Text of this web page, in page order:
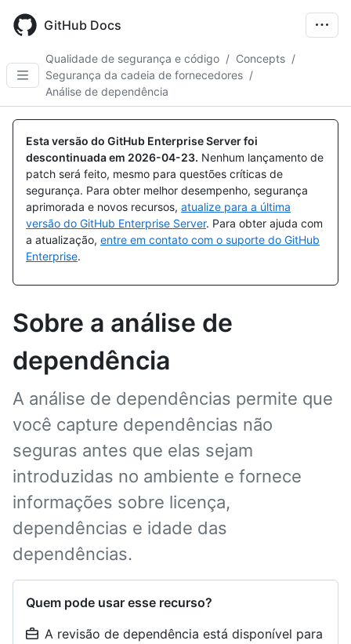
main
GitHub Docs
Qualidade de segurança e código / Concepts /
Segurança da cadeia de fornecedores /
Análise de dependência
Esta versão do GitHub Enterprise Server foi
descontinuada em 2026-04-23. Nenhum lançamento de
patch será feito, mesmo para questões críticas de
segurança. Para obter melhor desempenho, segurança
aprimorada e novos recursos, atualize para a última
versão do GitHub Enterprise Server. Para obter ajuda com
a atualização, entre em contato com o suporte do GitHub
Enterprise.
Sobre a análise de
dependência
A análise de dependências permite que
você capture dependências não
seguras antes que elas sejam
introduzidas no ambiente e fornece
informações sobre licença,
dependências e idade das
dependências.
Quem pode usar esse recurso?
A revisão de dependência está disponível para